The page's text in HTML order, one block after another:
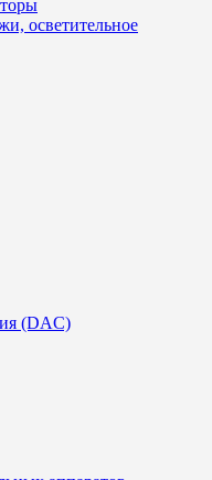
осветительное
(DAC)